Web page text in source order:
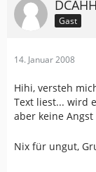
DCAHH
Gast
14. Januar 2008
Hihi, versteh
Text liest... wird
aber keine Angst
Nix für ungut,